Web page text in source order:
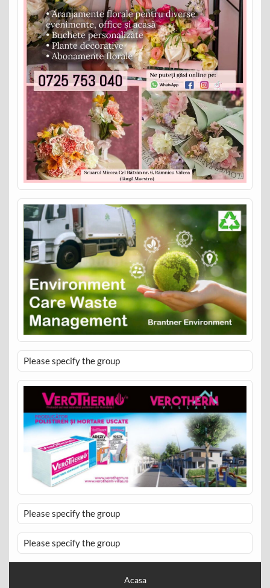
Please specify the group
Please specify the group
Please specify the group
Acasa